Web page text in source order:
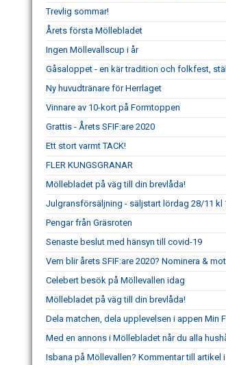
Trevlig sommar!
Årets första Möllebladet
Ingen Möllevallscup i år
Gåsaloppet - en kär tradition och folkfest,
Ny huvudtränare för Herrlaget
Vinnare av 10-kort på Formtoppen
Grattis - Årets SFIF:are 2020
Ett stort varmt TACK!
FLER KUNGSGRANAR
Möllebladet på väg till din brevlåda!
Julgransförsäljning - säljstart lördag 28/11 kl
Pengar från Gräsroten
Senaste beslut med hänsyn till covid-19
Vem blir årets SFIF:are 2020? Nominera &
Celebert besök på Möllevallen idag
Möllebladet på väg till din brevlåda!
Dela matchen, dela upplevelsen i appen Min
Med en annons i Möllebladet når du alla
Isbana på Möllevallen? Kommentar till artikel